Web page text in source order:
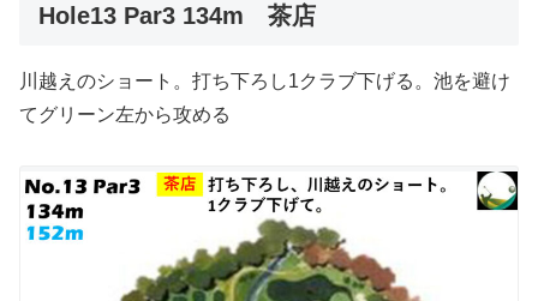
Hole13 Par3 134m 茶店
川越えのショート。打ち下ろし1クラブ下げる。池を避け
てグリーン左から攻める